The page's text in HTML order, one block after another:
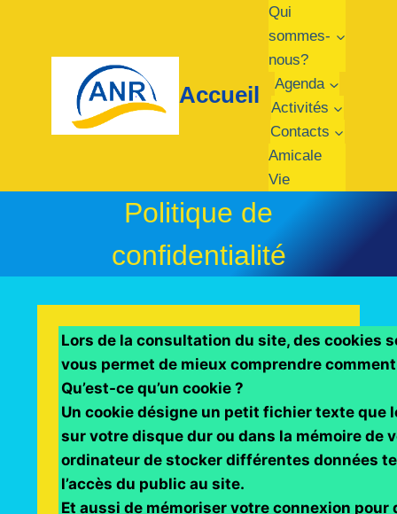
contenu
Accueil
Qui
sommes-
nous?
Agenda
Activités
Contacts
Amicale
Vie
Politique de
confidentialité
Lors de la consultation du site, des cookies
vous permet de mieux comprendre
Qu’est-ce qu’un cookie ?
Un cookie désigne un petit fichier texte que
sur votre disque dur ou dans la mémoire de
ordinateur de stocker différentes données
l’accès du public au site.
Et aussi de mémoriser votre connexion pour